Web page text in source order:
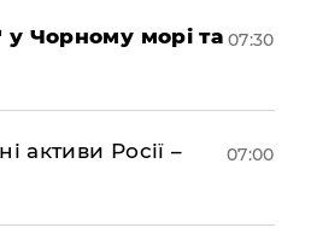
у Чорному морі та 07:30
активи Росії –
07:00